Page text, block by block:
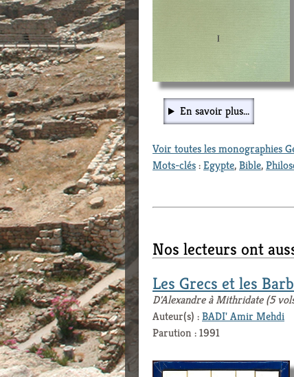
En savoir plus...
Voir toutes les monographies
Mots-clés:Egypte,Bible,
Nos lecteurs ont
Les Grecs et les
D'Alexandre à Mithridate (5
Auteur(s) :BADI' Amir Mehdi
Parution : 1991